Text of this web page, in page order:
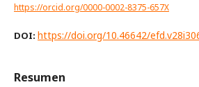
https://orcid.org/0000-0002-8375-657X
DOI: https://doi.org/10.46642/
Resumen